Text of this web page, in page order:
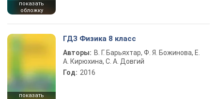
показать
обложку
показать
ГДЗ Физика 8 класс
Авторы: В. Г. Барьяхтар, Ф. Я. Божинова, Е.
А. Кирюхина, С. А. Довгий
Год: 2016